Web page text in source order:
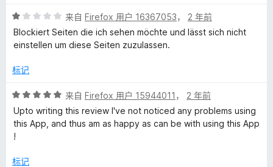
评
分
1
5
来自 Firefox 用户 16367053， 2 年前
Blockiert Seiten die ich sehen möchte und lässt sich nicht
einstellen um diese Seiten zuzulassen.
标记
评
分
5
/
来自 Firefox 用户 15944011 ， 2 年前
Upto writing this review I've not noticed any problems using
this App, and thus am as happy as can be with using this App
!
标记